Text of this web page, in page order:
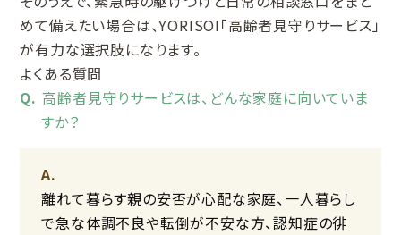
めて備えたい場合は、YORISOI「高齢者見守りサービス」
が有力な選択肢になります。
よくある質問
高齢者見守りサービスは、どんな家庭に向いていま
すか？
離れて暮らす親の安否が心配な家庭、一人暮らし
で急な体調不良や転倒が不安な方、認知症の徘